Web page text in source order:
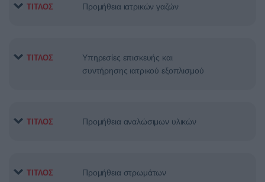
ΤΙΤΛΟΣ Προμήθεια ιατρικών γαζών
ΤΙΤΛΟΣ
Υπηρεσίες επισκευής και
συντήρησης ιατρικού εξοπλισμού
ΤΙΤΛΟΣ Προμήθεια αναλώσιμων υλικών
ΤΙΤΛΟΣ Προμήθεια στρωμάτων